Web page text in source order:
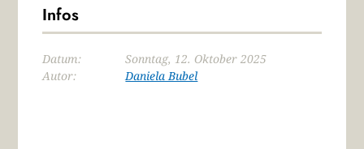
Infos
Datum:
Sonntag, 12. Oktober 2025
Autor:
Daniela Bubel